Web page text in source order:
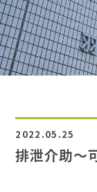
2022.05.25
排泄介助～